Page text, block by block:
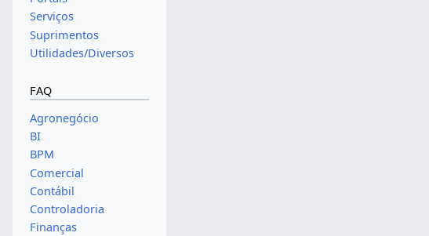
Serviços
Suprimentos
Utilidades/Diversos
FAQ
Agronegócio
BI
BPM
Comercial
Contábil
Controladoria
Finanças